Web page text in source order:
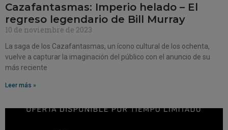
Cazafantasmas: Imperio helado – El
regreso legendario de Bill Murray
10 de noviembre de 2023
La saga de los Cazafantasmas, un ícono cultural de los ochenta,
vuelve a capturar la imaginación del público con el anuncio de su
más reciente
Leer más »